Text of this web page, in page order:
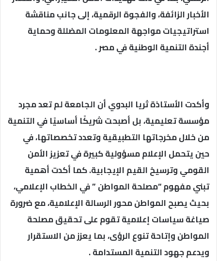
الأخبار الزائفة، والفجوة الرقمية، إلى جانب مناقشة
استراتيجيات مواجهة المعلومات المضللة وحماية
أجندة التنمية الوطنية في مصر .
وأكدت الأستاذة ثريا البدوي أن الجامعة لم تعد مجرد
مؤسسة تعليمية، بل أصبحت شريكًا أساسيًا في التنمية
من خلال مخرجاتها التطبيقية وتعدد تخصصاتها، في
حين يتحمل الإعلام مسؤولية كبيرة في تعزيز الأمن
القومي وترسيخ القيم الإيجابية. كما أكدت أهمية
تبني مفهوم “مصلحة المواطن ” في الخطاب الإعلامي،
بحيث يصبح المواطن محور الرسالة الإعلامية، مع ضرورة
صياغة سياسات إعلامية تقوم على تحقيق مصلحة
المواطن وإتاحة تنوع الرؤى، بما يعزز من الاستقرار
ويدعم جهود التنمية المستدامة .